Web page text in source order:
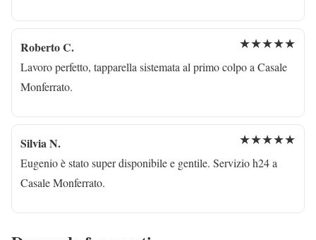
Roberto C. ★★★★★
Lavoro perfetto, tapparella sistemata al primo colpo a Casale
Monferrato.
Silvia N. ★★★★★
Eugenio è stato super disponibile e gentile. Servizio h24 a
Casale Monferrato.